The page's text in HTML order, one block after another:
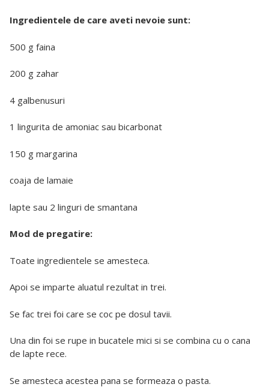
Ingredientele de care aveti nevoie sunt:
500 g faina
200 g zahar
4 galbenusuri
1 lingurita de amoniac sau bicarbonat
150 g margarina
coaja de lamaie
lapte sau 2 linguri de smantana
Mod de pregatire:
Toate ingredientele se amesteca.
Apoi se imparte aluatul rezultat in trei.
Se fac trei foi care se coc pe dosul tavii.
Una din foi se rupe in bucatele mici si se combina cu o cana
de lapte rece.
Se amesteca acestea pana se formeaza o pasta.